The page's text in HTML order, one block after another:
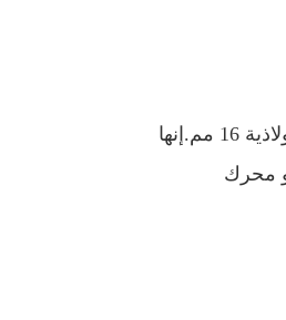
المجفف مخصص لتجفيف الرمال الخشنة.نحن نصنع وفقًا للرسم المؤكد مع العميل.سمك الصفيحة الفولاذية 16 مم.إنها
محرك